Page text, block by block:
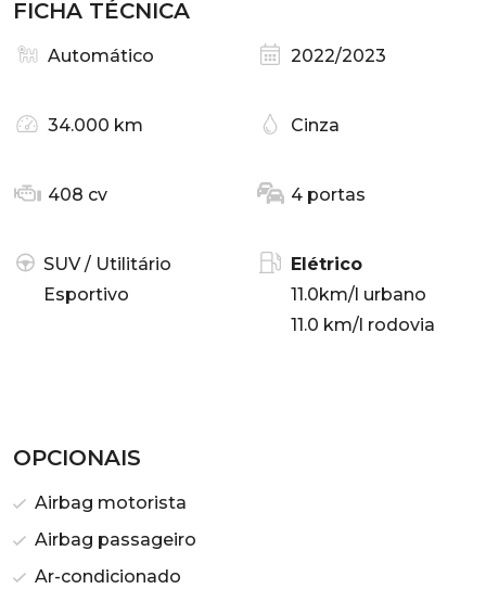
FICHA TÉCNICA
Automático 2022/2023
34.000 km Cinza
408 cv 4 portas
SUV / Utilitário
Esportivo
Elétrico
11.0km/l urbano
11.0 km/l rodovia
OPCIONAIS
Airbag motorista
Airbag passageiro
Ar-condicionado